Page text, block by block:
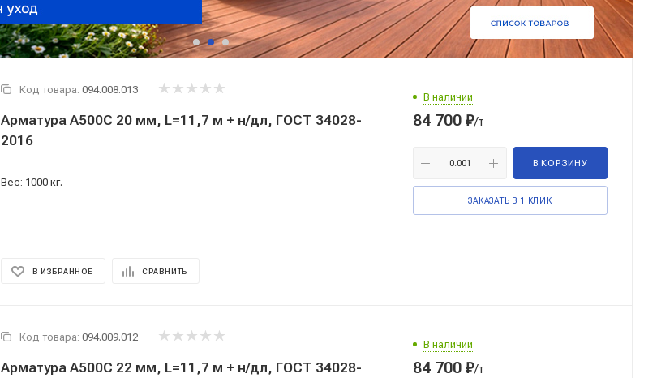
Код товара: 094.008.013
Арматура А500С 20 мм, L=11,7 м + н/дл, ГОСТ 34028-
2016
Вес: 1000 кг.
В ИЗБРАННОЕ СРАВНИТЬ
В наличии
84 700 ₽/т
В КОРЗИНУ
ЗАКАЗАТЬ В 1 КЛИК
Код товара: 094.009.012
Арматура А500С 22 мм, L=11,7 м + н/дл, ГОСТ 34028-
В наличии
84 700 ₽/т